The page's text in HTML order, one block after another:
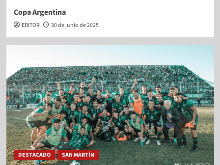
Copa Argentina
EDITOR 30 de junio de 2025
DESTACADO SAN MARTÍN